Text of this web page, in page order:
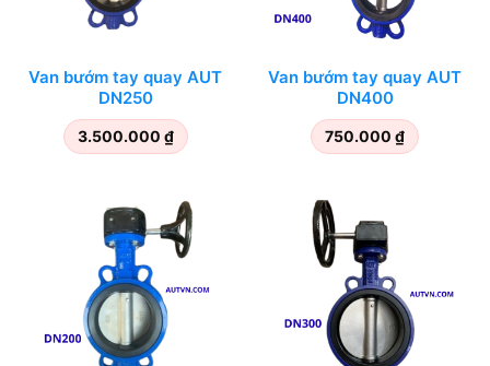
Van bướm tay quay AUT
DN250
3.500.000 ₫
Van bướm tay quay AUT
DN400
750.000 ₫